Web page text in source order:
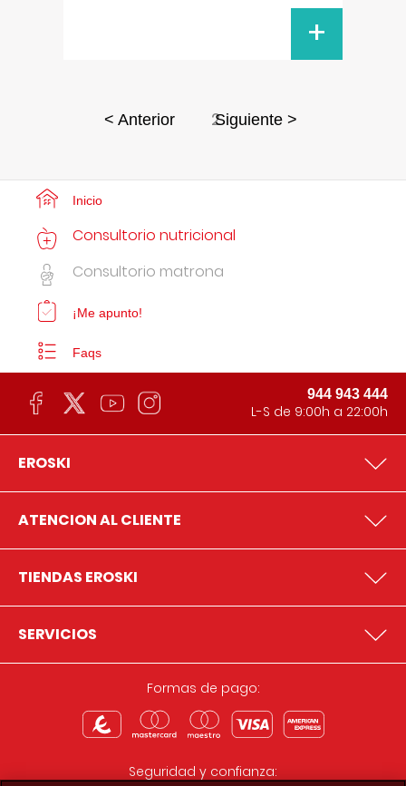
+
< Anterior 2Siguiente >
Inicio
Consultorio nutricional
Consultorio matrona
¡Me apunto!
Faqs
944 943 444
L-S de 9:00h a 22:00h
EROSKI
ATENCION AL CLIENTE
TIENDAS EROSKI
SERVICIOS
Formas de pago:
Seguridad y confianza: